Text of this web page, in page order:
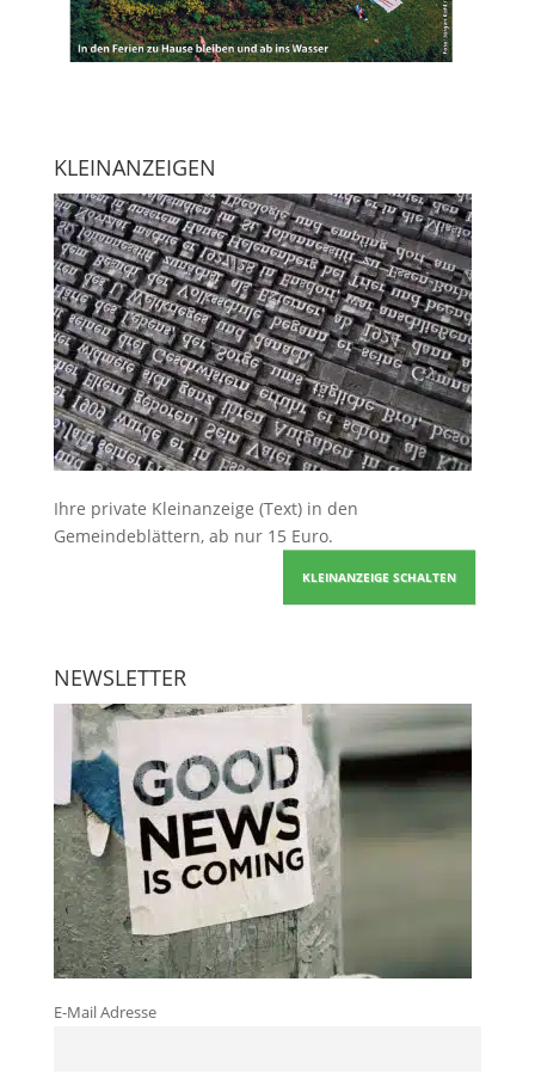
KLEINANZEIGEN
Ihre private Kleinanzeige (Text) in den
Gemeindeblättern, ab nur 15 Euro.
KLEINANZEIGE SCHALTEN
NEWSLETTER
E-Mail Adresse